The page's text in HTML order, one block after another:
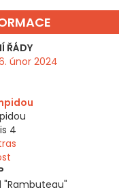
ŘÁDY
únor 2024
4
"Rambuteau"